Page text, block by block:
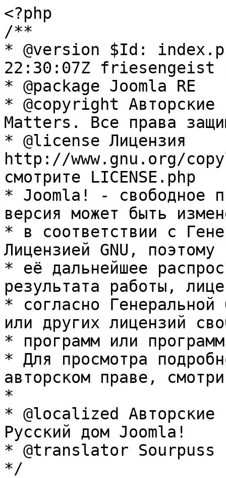
<?php
/**
* @version $Id:
22:30:07Z friesengeist
* @package Joomla RE
* @copyright Авторские
Matters. Все права
* @license Лицензия
http://www.gnu.org/
смотрите LICENSE.php
* Joomla! - свободное
версия может быть
* в соответствии с
Лицензией GNU, поэтому
* её дальнейшее
результата работы,
* согласно Генеральной
или других лицензий
* программ или
* Для просмотра
авторском праве,
*
* @localized Авторские
Русский дом Joomla!
* @translator Sourpuss
*/